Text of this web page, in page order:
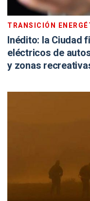
TRANSICIÓN
Inédito: la Ciudad
eléctricos de
y zonas